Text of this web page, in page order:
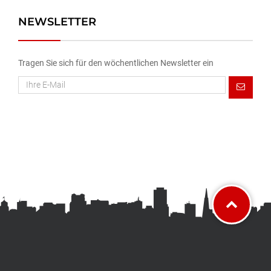
NEWSLETTER
Tragen Sie sich für den wöchentlichen Newsletter ein